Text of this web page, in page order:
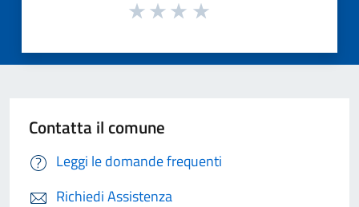
Contatta il comune
Leggi le domande frequenti
Richiedi Assistenza